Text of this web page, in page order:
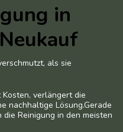
in
als sie
verlängert die
nachhaltige Lösung.Gerade
Reinigung in den meisten